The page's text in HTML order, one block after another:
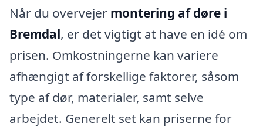
Når du overvejer montering af døre i
Bremdal, er det vigtigt at have en idé om
prisen. Omkostningerne kan variere
afhængigt af forskellige faktorer, såsom
type af dør, materialer, samt selve
arbejdet. Generelt set kan priserne for